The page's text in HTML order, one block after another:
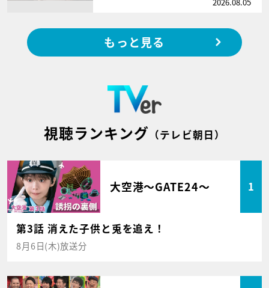
もっと見る
視聴ランキング （テレビ朝日）
大空港～GATE24～ 1
第3話 消えた子供と兎を追え！
8月6日(木)放送分